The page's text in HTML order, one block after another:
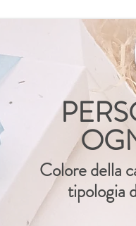
Colore della
tipologia